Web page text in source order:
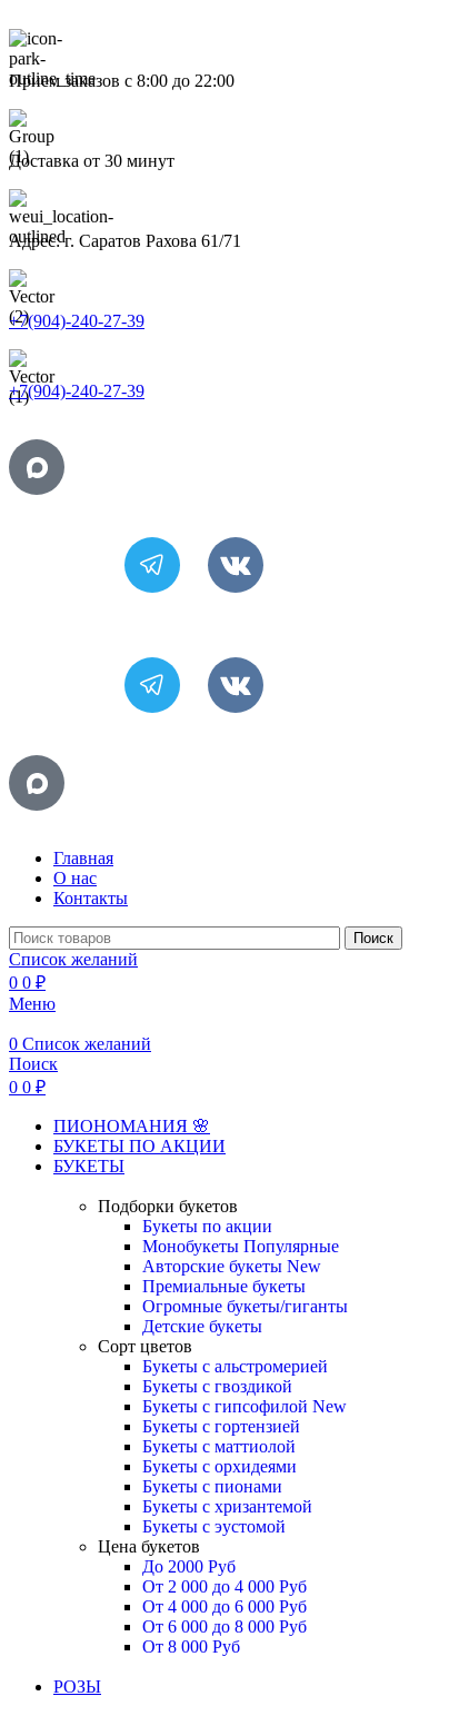
Прием заказов с 8:00 до 22:00
Доставка от 30 минут
Адрес: г. Саратов Рахова 61/71
+7(904)-240-27-39
+7(904)-240-27-39
Главная
О нас
Контакты
Поиск
Список желаний
0 0 ₽
Меню
0 Список желаний
Поиск
0 0 ₽
ПИОНОМАНИЯ 🌸
БУКЕТЫ ПО АКЦИИ
БУКЕТЫ
Подборки букетов
Букеты по акции
Монобукеты Популярные
Авторские букеты New
Премиальные букеты
Огромные букеты/гиганты
Детские букеты
Сорт цветов
Букеты с альстромерией
Букеты с гвоздикой
Букеты с гипсофилой New
Букеты с гортензией
Букеты с маттиолой
Букеты с орхидеями
Букеты с пионами
Букеты с хризантемой
Букеты с эустомой
Цена букетов
До 2000 Руб
От 2 000 до 4 000 Руб
От 4 000 до 6 000 Руб
От 6 000 до 8 000 Руб
От 8 000 Руб
РОЗЫ